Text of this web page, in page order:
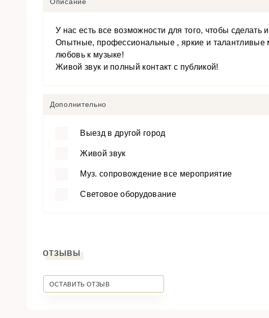
У нас есть все возможности для того, чтобы
Опытные, профессиональные , яркие и талантливые
любовь к музыке!
Живой звук и полный контакт с публикой!
Дополнительно
Выезд в другой город
Живой звук
Муз. сопровождение все мероприятие
Световое оборудование
отзывы
ОСТАВИТЬ ОТЗЫВ